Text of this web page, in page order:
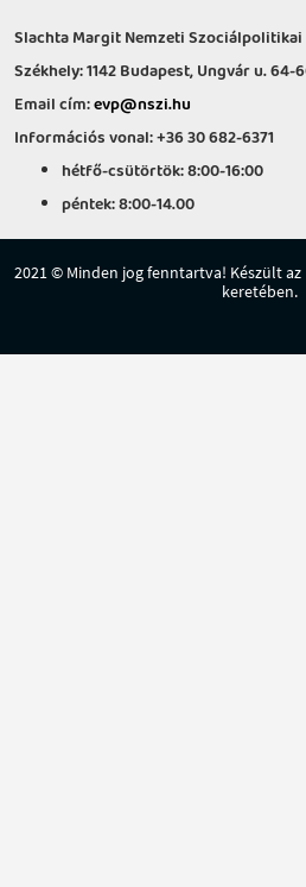
Slachta Margit Nemzeti
Székhely: 1142 Budapest, Ungvár u. 64-
Email cím:evp@nszi.hu
Információs vonal: +36 30 682-6371
hétfő-csütörtök: 8:00-16:00
péntek: 8:00-14.00
2021 © Minden jog fenntartva! Készült az
keretében.